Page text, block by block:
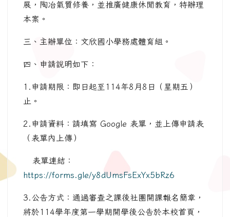
展，陶冶氣質修養，並推廣健康休閒教育，特辦理
本案。
三、主辦單位：文欣國小學務處體育組。
四、申請說明如下：
1.申請期限：即日起至114年8月8日（星期五）
止。
2.申請資料：請填寫 Google 表單，並上傳申請表
（表單內上傳）
表單連結：
https://forms.gle/y8dUmsFsExYx5bRz6
3.公告方式：通過審查之課後社團開課報名簡章，
將於114學年度第一學期開學後公告於本校首頁，